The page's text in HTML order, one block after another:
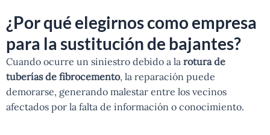
¿Por qué elegirnos como empresa
para la sustitución de bajantes?
Cuando ocurre un siniestro debido a la rotura de
tuberías de fibrocemento, la reparación puede
demorarse, generando malestar entre los vecinos
afectados por la falta de información o conocimiento.